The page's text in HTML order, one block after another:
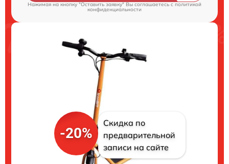
Нажимая на кнопку "Оставить заявку" Вы соглашаетесь cполитикой
конфиденциальности
-20%
Скидка по
предварительной
записи на сайте